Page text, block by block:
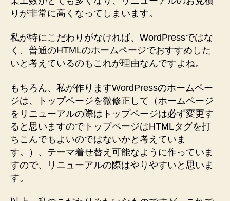
りが非常に高くなってしまいます。
私が特にこだわりがなければ、WordPressではな
く、普通のHTMLのホームページでおすすめした
いと考えているのもこれが理由なんですよね。
もちろん、私が作りますWordPressのホームペー
ジは、トップページを微修正して（ホームページ
をリニューアルの際はトップページは必ず変更す
ると思いますのでトップページはHTMLタグを打
ちこんでもよいのではないかと考えていま
す。）、テーマ着せ替え可能なように作っていま
すので、リニューアルの際はやりやすいと思いま
す。